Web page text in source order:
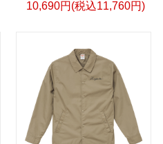
10,690円(税込11,760円)